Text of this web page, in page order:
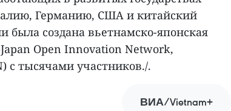
Германию, США и китайский
была создана вьетнамско-японская
Open Innovation Network,
с тысячами участников./.
ВИА/Vietnam+